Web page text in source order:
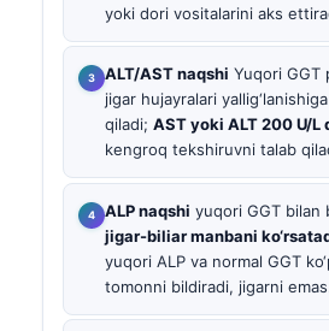
yoki dori vositalarini aks
ALT/AST naqshi Yuqori GGT
jigar hujayralari
qiladi; AST yoki ALT 200 U/L
kengroq tekshiruvni talab
ALP naqshi yuqori GGT bilan
jigar-biliar manbani
yuqori ALP va normal GGT
tomonni bildiradi, jigarni